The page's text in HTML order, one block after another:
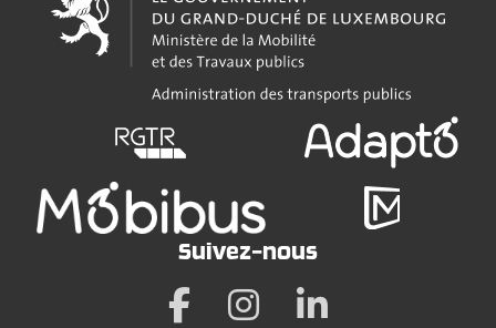
Suivez-nous